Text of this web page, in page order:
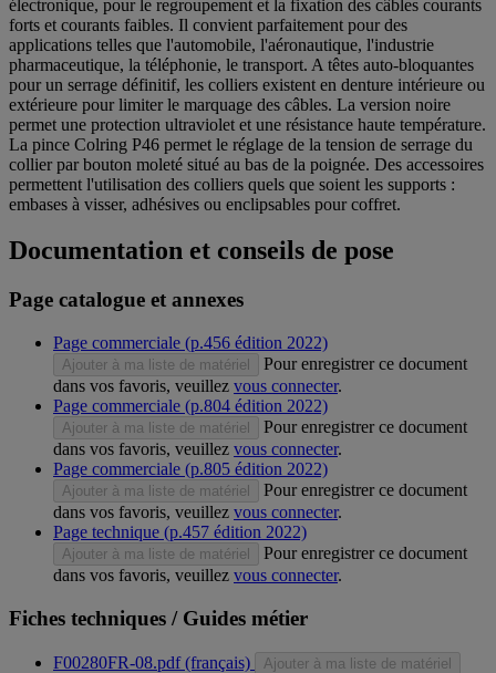
électronique, pour le regroupement et la fixation des câbles courants
forts et courants faibles. Il convient parfaitement pour des
applications telles que l'automobile, l'aéronautique, l'industrie
pharmaceutique, la téléphonie, le transport. A têtes auto-bloquantes
pour un serrage définitif, les colliers existent en denture intérieure ou
extérieure pour limiter le marquage des câbles. La version noire
permet une protection ultraviolet et une résistance haute température.
La pince Colring P46 permet le réglage de la tension de serrage du
collier par bouton moleté situé au bas de la poignée. Des accessoires
permettent l'utilisation des colliers quels que soient les supports :
embases à visser, adhésives ou enclipsables pour coffret.
Documentation et conseils de pose
Page catalogue et annexes
Page commerciale (p.456 édition 2022)
Ajouter à ma liste de matériel
Pour enregistrer ce document
dans vos favoris, veuillez vous connecter.
Page commerciale (p.804 édition 2022)
Ajouter à ma liste de matériel
Pour enregistrer ce document
dans vos favoris, veuillez vous connecter.
Page commerciale (p.805 édition 2022)
Ajouter à ma liste de matériel
Pour enregistrer ce document
dans vos favoris, veuillez vous connecter.
Page technique (p.457 édition 2022)
Ajouter à ma liste de matériel
Pour enregistrer ce document
dans vos favoris, veuillez vous connecter.
Fiches techniques / Guides métier
F00280FR-08.pdf (français) Ajouter à ma liste de matériel